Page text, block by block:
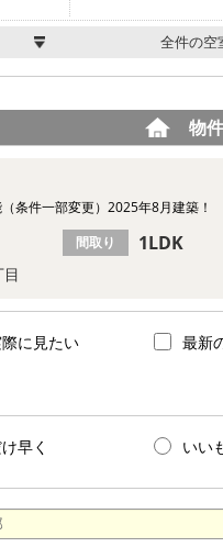
全件の空
物
条件一部変更）2025年8月建築！
間取り 1LDK
に見たい 最新
早く いい